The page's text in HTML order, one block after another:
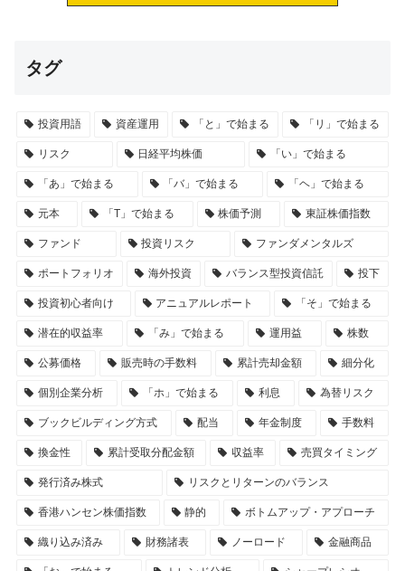
タグ
投資用語 資産運用 「と」で始まる 「リ」で始まる
リスク 日経平均株価 「い」で始まる
「あ」で始まる 「バ」で始まる 「ヘ」で始まる
元本 「T」で始まる 株価予測 東証株価指数
ファンド 投資リスク ファンダメンタルズ
ポートフォリオ 海外投資 バランス型投資信託 投下
投資初心者向け アニュアルレポート 「そ」で始まる
潜在的収益率 「み」で始まる 運用益 株数
公募価格 販売時の手数料 累計売却金額 細分化
個別企業分析 「ホ」で始まる 利息 為替リスク
ブックビルディング方式 配当 年金制度 手数料
換金性 累計受取分配金額 収益率 売買タイミング
発行済み株式 リスクとリターンのバランス
香港ハンセン株価指数 静的 ボトムアップ・アプローチ
織り込み済み 財務諸表 ノーロード 金融商品